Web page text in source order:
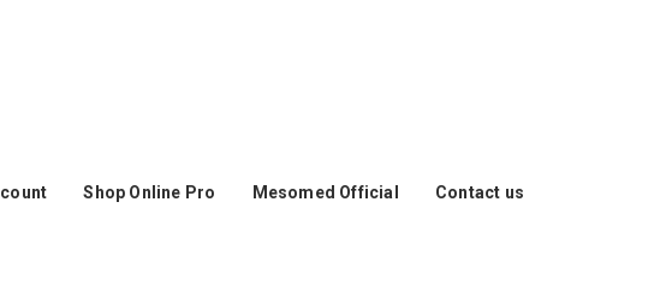
Shop Online Pro Mesomed Official Contact us